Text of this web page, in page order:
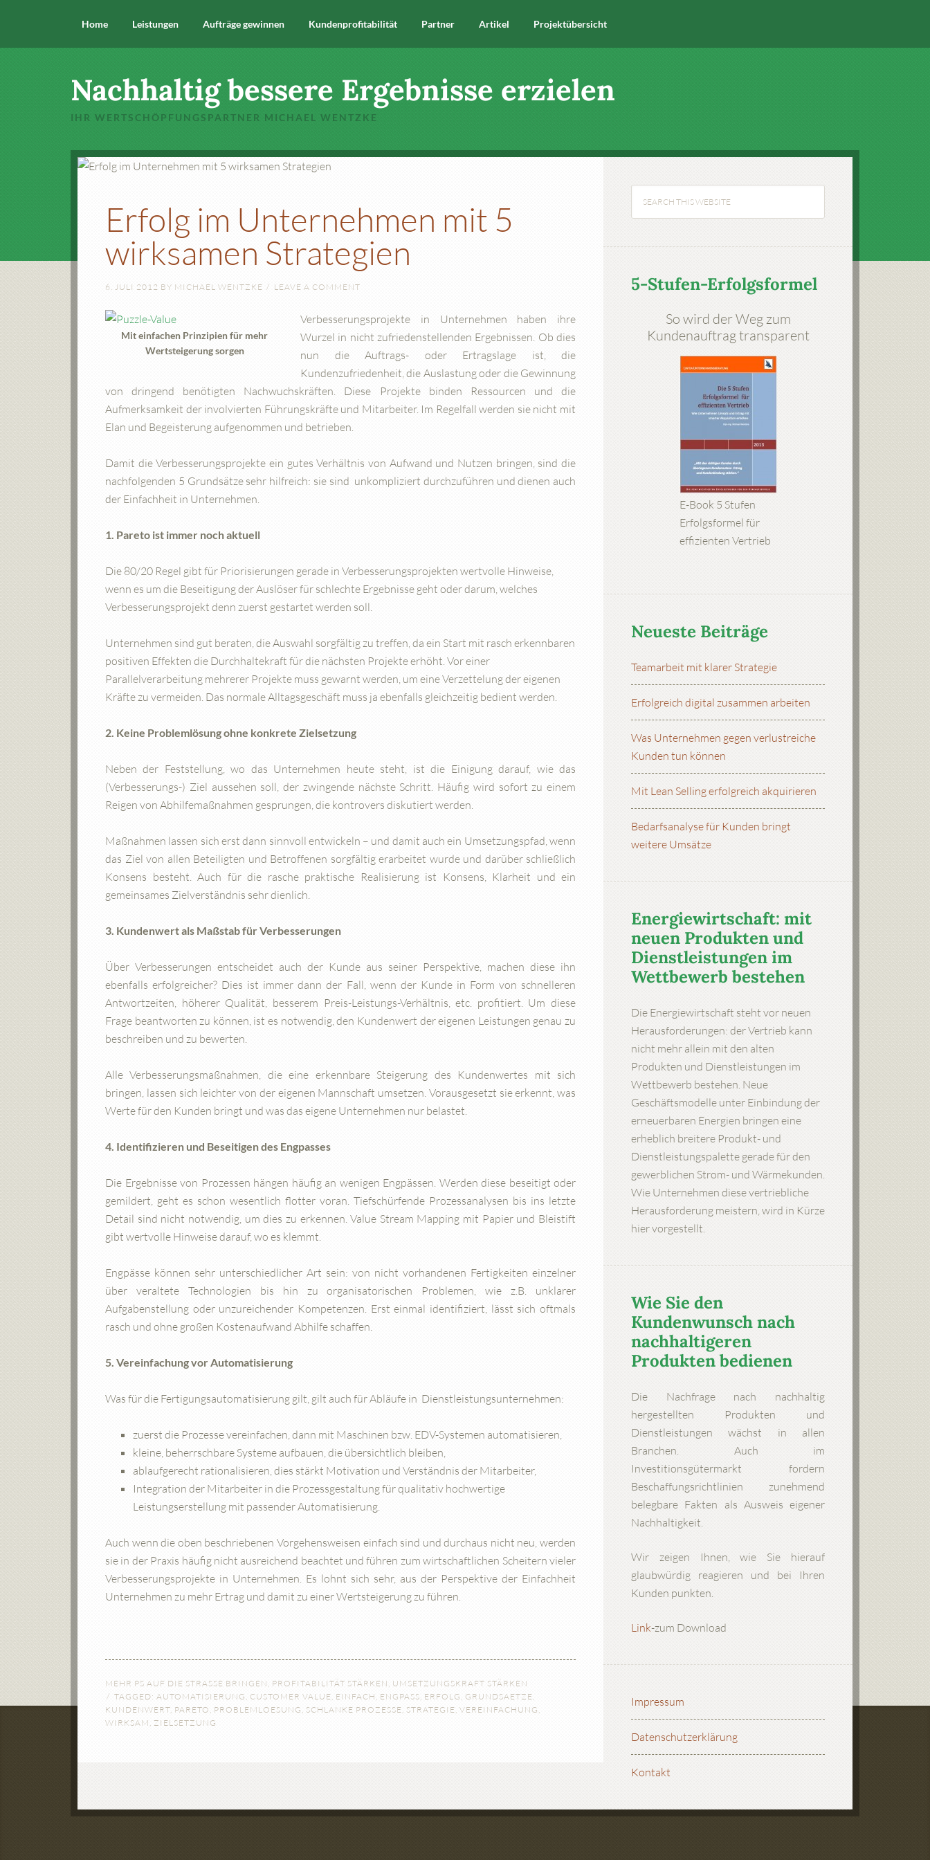
Home Leistungen Aufträge gewinnen Kundenprofitabilität Partner Artikel Projektübersicht
Nachhaltig bessere Ergebnisse erzielen
IHR WERTSCHÖPFUNGSPARTNER MICHAEL WENTZKE
Erfolg im Unternehmen mit 5
wirksamen Strategien
6. JULI 2012 BY MICHAEL WENTZKE LEAVE A COMMENT
Mit einfachen Prinzipien für mehr
Wertsteigerung sorgen
Verbesserungsprojekte in Unternehmen haben ihre
Wurzel in nicht zufriedenstellenden Ergebnissen. Ob dies
nun die Auftrags- oder Ertragslage ist, die
Kundenzufriedenheit, die Auslastung oder die Gewinnung
von dringend benötigten Nachwuchskräften. Diese Projekte binden Ressourcen und die
Aufmerksamkeit der involvierten Führungskräfte und Mitarbeiter. Im Regelfall werden sie nicht mit
Elan und Begeisterung aufgenommen und betrieben.
Damit die Verbesserungsprojekte ein gutes Verhältnis von Aufwand und Nutzen bringen, sind die
nachfolgenden 5 Grundsätze sehr hilfreich: sie sind unkompliziert durchzuführen und dienen auch
der Einfachheit in Unternehmen.
1. Pareto ist immer noch aktuell
Die 80/20 Regel gibt für Priorisierungen gerade in Verbesserungsprojekten wertvolle Hinweise,
wenn es um die Beseitigung der Auslöser für schlechte Ergebnisse geht oder darum, welches
Verbesserungsprojekt denn zuerst gestartet werden soll.
Unternehmen sind gut beraten, die Auswahl sorgfältig zu treffen, da ein Start mit rasch erkennbaren
positiven Effekten die Durchhaltekraft für die nächsten Projekte erhöht. Vor einer
Parallelverarbeitung mehrerer Projekte muss gewarnt werden, um eine Verzettelung der eigenen
Kräfte zu vermeiden. Das normale Alltagsgeschäft muss ja ebenfalls gleichzeitig bedient werden.
2. Keine Problemlösung ohne konkrete Zielsetzung
Neben der Feststellung, wo das Unternehmen heute steht, ist die Einigung darauf, wie das
(Verbesserungs-) Ziel aussehen soll, der zwingende nächste Schritt. Häufig wird sofort zu einem
Reigen von Abhilfemaßnahmen gesprungen, die kontrovers diskutiert werden.
Maßnahmen lassen sich erst dann sinnvoll entwickeln – und damit auch ein Umsetzungspfad, wenn
das Ziel von allen Beteiligten und Betroffenen sorgfältig erarbeitet wurde und darüber schließlich
Konsens besteht. Auch für die rasche praktische Realisierung ist Konsens, Klarheit und ein
gemeinsames Zielverständnis sehr dienlich.
3. Kundenwert als Maßstab für Verbesserungen
Über Verbesserungen entscheidet auch der Kunde aus seiner Perspektive, machen diese ihn
ebenfalls erfolgreicher? Dies ist immer dann der Fall, wenn der Kunde in Form von schnelleren
Antwortzeiten, höherer Qualität, besserem Preis-Leistungs-Verhältnis, etc. profitiert. Um diese
Frage beantworten zu können, ist es notwendig, den Kundenwert der eigenen Leistungen genau zu
beschreiben und zu bewerten.
Alle Verbesserungsmaßnahmen, die eine erkennbare Steigerung des Kundenwertes mit sich
bringen, lassen sich leichter von der eigenen Mannschaft umsetzen. Vorausgesetzt sie erkennt, was
Werte für den Kunden bringt und was das eigene Unternehmen nur belastet.
4. Identifizieren und Beseitigen des Engpasses
Die Ergebnisse von Prozessen hängen häufig an wenigen Engpässen. Werden diese beseitigt oder
gemildert, geht es schon wesentlich flotter voran. Tiefschürfende Prozessanalysen bis ins letzte
Detail sind nicht notwendig, um dies zu erkennen. Value Stream Mapping mit Papier und Bleistift
gibt wertvolle Hinweise darauf, wo es klemmt.
Engpässe können sehr unterschiedlicher Art sein: von nicht vorhandenen Fertigkeiten einzelner
über veraltete Technologien bis hin zu organisatorischen Problemen, wie z.B. unklarer
Aufgabenstellung oder unzureichender Kompetenzen. Erst einmal identifiziert, lässt sich oftmals
rasch und ohne großen Kostenaufwand Abhilfe schaffen.
5. Vereinfachung vor Automatisierung
Was für die Fertigungsautomatisierung gilt, gilt auch für Abläufe in Dienstleistungsunternehmen:
zuerst die Prozesse vereinfachen, dann mit Maschinen bzw. EDV-Systemen automatisieren,
kleine, beherrschbare Systeme aufbauen, die übersichtlich bleiben,
ablaufgerecht rationalisieren, dies stärkt Motivation und Verständnis der Mitarbeiter,
Integration der Mitarbeiter in die Prozessgestaltung für qualitativ hochwertige
Leistungserstellung mit passender Automatisierung.
Auch wenn die oben beschriebenen Vorgehensweisen einfach sind und durchaus nicht neu, werden
sie in der Praxis häufig nicht ausreichend beachtet und führen zum wirtschaftlichen Scheitern vieler
Verbesserungsprojekte in Unternehmen. Es lohnt sich sehr, aus der Perspektive der Einfachheit
Unternehmen zu mehr Ertrag und damit zu einer Wertsteigerung zu führen.
MEHR PS AUF DIE STRASSE BRINGEN , PROFITABILITÄT STÄRKEN , UMSETZUNGSKRAFT STÄRKEN
TAGGED: AUTOMATISIERUNG , CUSTOMER VALUE, EINFACH , ENGPASS, ERFOLG , GRUNDSAETZE,
KUNDENWERT, PARETO , PROBLEMLOESUNG , SCHLANKE PROZESSE, STRATEGIE, VEREINFACHUNG ,
WIRKSAM , ZIELSETZUNG
5-Stufen-Erfolgsformel
So wird der Weg zum
Kundenauftrag transparent
E-Book 5 Stufen
Erfolgsformel für
effizienten Vertrieb
Neueste Beiträge
Teamarbeit mit klarer Strategie
Erfolgreich digital zusammen arbeiten
Was Unternehmen gegen verlustreiche
Kunden tun können
Mit Lean Selling erfolgreich akquirieren
Bedarfsanalyse für Kunden bringt
weitere Umsätze
Energiewirtschaft: mit
neuen Produkten und
Dienstleistungen im
Wettbewerb bestehen
Die Energiewirtschaft steht vor neuen
Herausforderungen: der Vertrieb kann
nicht mehr allein mit den alten
Produkten und Dienstleistungen im
Wettbewerb bestehen. Neue
Geschäftsmodelle unter Einbindung der
erneuerbaren Energien bringen eine
erheblich breitere Produkt- und
Dienstleistungspalette gerade für den
gewerblichen Strom- und Wärmekunden.
Wie Unternehmen diese vertriebliche
Herausforderung meistern, wird in Kürze
hier vorgestellt.
Wie Sie den
Kundenwunsch nach
nachhaltigeren
Produkten bedienen
Die Nachfrage nach nachhaltig
hergestellten Produkten und
Dienstleistungen wächst in allen
Branchen. Auch im
Investitionsgütermarkt fordern
Beschaffungsrichtlinien zunehmend
belegbare Fakten als Ausweis eigener
Nachhaltigkeit.
Wir zeigen Ihnen, wie Sie hierauf
glaubwürdig reagieren und bei Ihren
Kunden punkten.
Link-zum Download
Impressum
Datenschutzerklärung
Kontakt